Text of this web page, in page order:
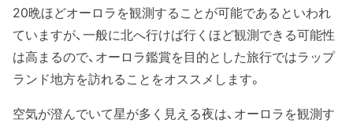
20晩ほどオーロラを観測することが可能であるといわれ
ていますが、一般に北へ行けば行くほど観測できる可能性
は高まるので、オーロラ鑑賞を目的とした旅行ではラップ
ランド地方を訪れることをオススメします。
空気が澄んでいて星が多く見える夜は、オーロラを観測す